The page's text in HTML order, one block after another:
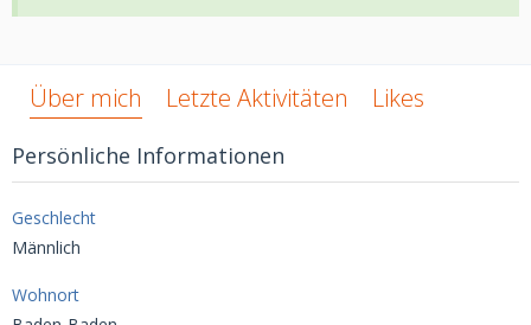
Über mich Letzte Aktivitäten Likes
Persönliche Informationen
Geschlecht
Männlich
Wohnort